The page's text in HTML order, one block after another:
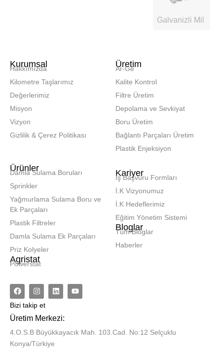
Galvanizli Mil
Kurumsal
Hakkımızda
Kilometre Taşlarımız
Değerlerimiz
Misyon
Vizyon
Gizlilik & Çerez Politikası
Üretim
Ar-Ge
Kalite Kontrol
Filtre Üretim
Depolama ve Sevkiyat
Boru Üretim
Bağlantı Parçaları Üretim
Plastik Enjeksiyon
Ürünler
Damla Sulama Boruları
Sprinkler
Yağmurlama Sulama Boru ve
Ek Parçaları
Plastik Filtreler
Damla Sulama Ek Parçaları
Priz Kolyeler
Agristat
Powerstat
Kariyer
İş Başvuru Formları
İ.K Vizyonumuz
İ.K Hedeflerimiz
Eğitim Yönetim Sistemi
Bloglar
Tüm Bloglar
Haberler
Bizi takip et
Üretim Merkezi:
4.O.S.B Büyükkayacık Mah. 103.Cad. No:12 Selçuklu
Konya/Türkiye